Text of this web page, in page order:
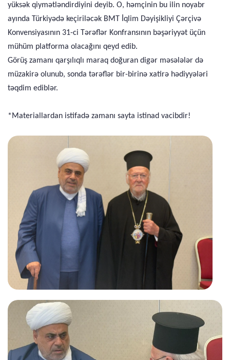
yüksək qiymətləndirdiyini deyib. O, həmçinin bu ilin noyabr
ayında Türkiyədə keçiriləcək BMT İqlim Dəyişikliyi Çərçivə
Konvensiyasının 31-ci Tərəflər Konfransının bəşəriyyət üçün
mühüm platforma olacağını qeyd edib.
Görüş zamanı qarşılıqlı maraq doğuran digər məsələlər də
müzakirə olunub, sonda tərəflər bir-birinə xatirə hədiyyələri
təqdim ediblər.
*Materiallardan istifadə zamanı sayta istinad vacibdir!